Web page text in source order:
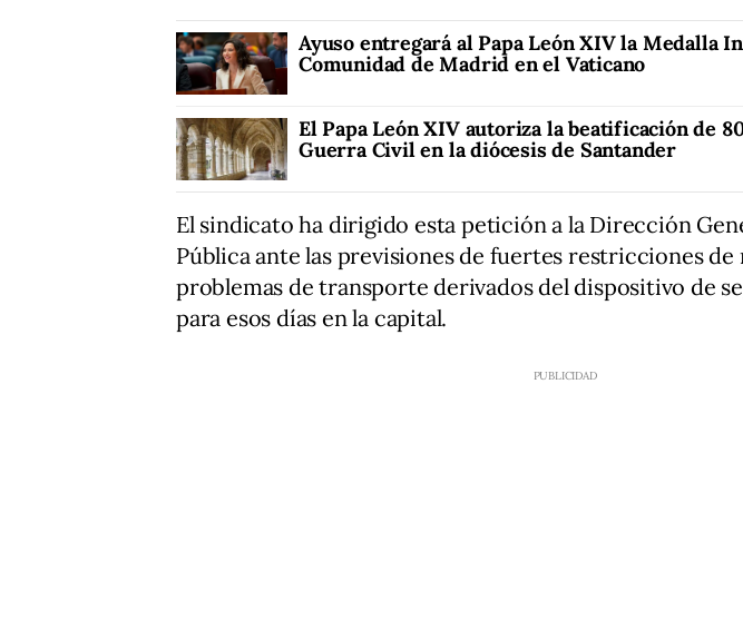
Ayuso entregará al Papa León XIV la Medalla
Comunidad de Madrid en el Vaticano
El Papa León XIV autoriza la beatificación de
Guerra Civil en la diócesis de Santander
El sindicato ha dirigido esta petición a la Dirección
Pública ante las previsiones de fuertes restricciones de
problemas de transporte derivados del dispositivo de
para esos días en la capital.